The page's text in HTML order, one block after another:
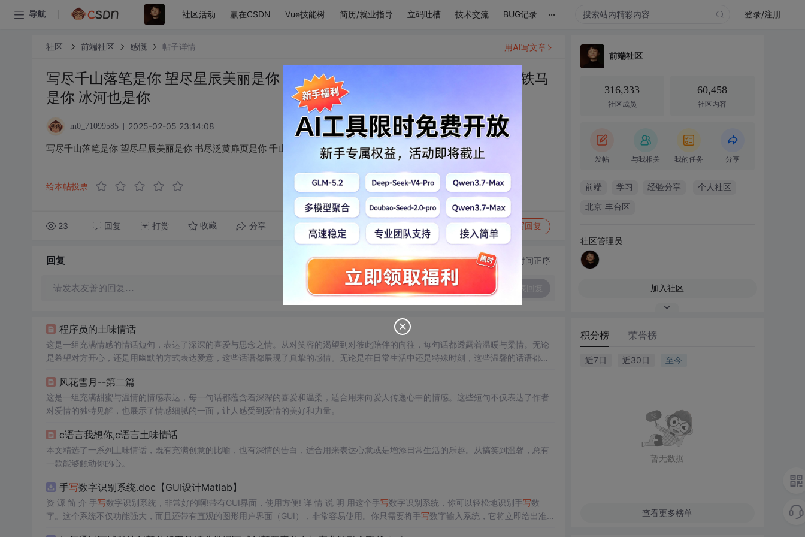
导航 社区活动 赢在CSDN Vue技能树 简历/就业指导 立码吐槽 技术交流 BUG记录 ... 登录/注册
社区 前端社区 感慨 帖子详情
写尽千山落笔是你 望尽星辰美丽是你 书尽泛黄扉页是你 千山万水归处是你 铁马
是你 冰河也是你
m0_71099585 2025-02-05 23:14:08
写尽千山落笔是你 望尽星辰美丽是你 书尽泛黄扉页是你 千山万水归处是你 铁马是你 冰河也是你
给本帖投票
23 回复 打赏 收藏 分享 转发到动态 举报 写回复
用AI写文章
回复 切换为时间正序
请发表友善的回复…
程序员的土味情话
这是一组充满情感的情话短句，表达了深深的喜爱与思念之情。从对笑容的渴望到对彼此陪伴的向往，每句话都透露着温暖与柔情。无论
是希望对方开心，还是用幽默的方式表达爱意，这些话语都展现了真挚的感情。无论是在日常生活中还是特殊时刻，这些温馨的话语都能
风花雪月--第二篇
这是一组充满甜蜜与温情的情感表达，每一句话都蕴含着深深的喜爱和温柔，适合用来向爱人传递心中的情感。这些短句不仅表达了作者
对爱情的独特见解，也展示了情感细腻的一面，让人感受到爱情的美好和力量。
c语言我想你,c语言土味情话
本文精选了一系列土味情话，既有充满创意的比喻，也有深情的告白，适合用来表达心意或是增添日常生活的乐趣。从搞笑到温馨，总有
一款能够触动你的心。
手写数字识别系统.doc【GUI设计Matlab】
资 源 简 介 手写数字识别系统，非常好的啊!带有GUI界面，使用方便! 详 情 说 明 用这个手写数字识别系统，你可以轻松地识别手写数
字。这个系统不仅功能强大，而且还带有直观的图形用户界面（GUI），非常容易使用。你只需要将手写数字输入系统，它将立即给出准确
前端社区
316,333
社区成员
60,458
社区内容
发帖 与我相关 我的任务 分享
前端 学习 经验分享 个人社区
北京·丰台区
社区管理员
加入社区
积分榜 荣誉榜
近7日 近30日 至今
暂无数据
查看更多榜单